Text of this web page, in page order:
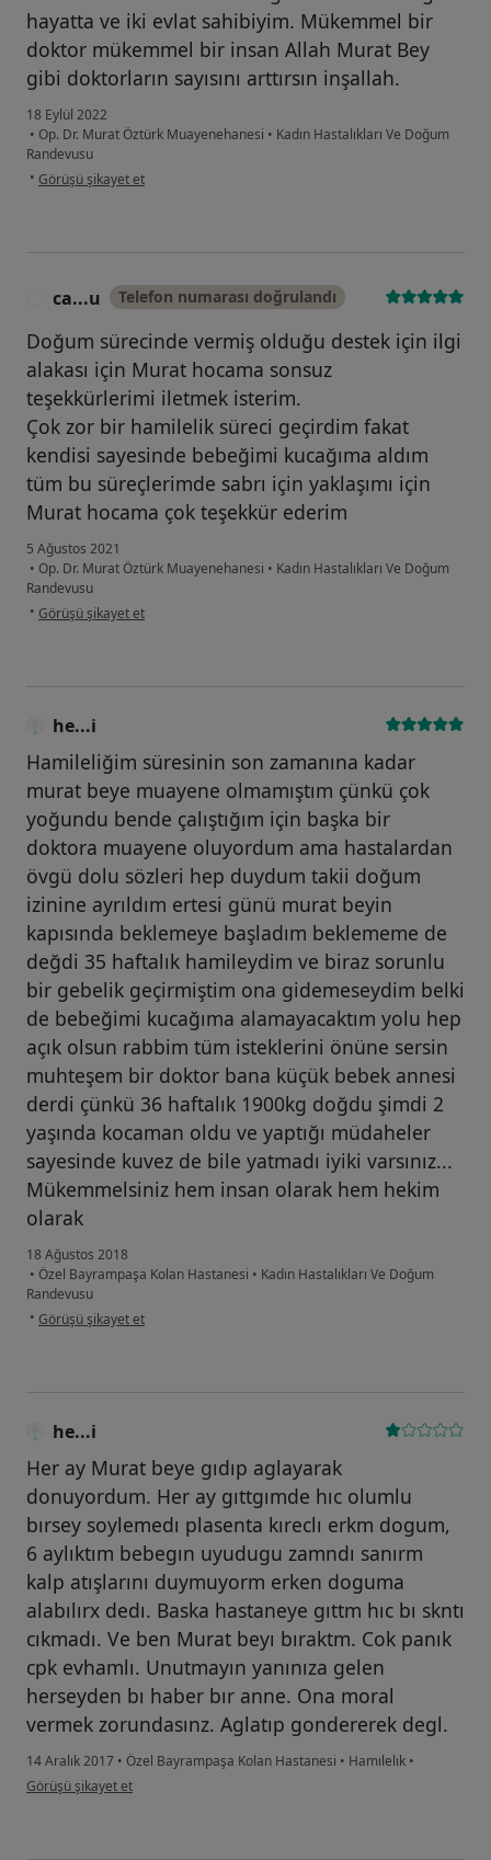
hayatta ve iki evlat sahibiyim. Mükemmel bir
doktor mükemmel bir insan Allah Murat Bey
gibi doktorların sayısını arttırsın inşallah.
18 Eylül 2022
• Op. Dr. Murat Öztürk Muayenehanesi • Kadın Hastalıkları Ve Doğum
Randevusu
• kullanıcının görüşüne göre ye...n
Görüşü şikayet et
ca...u Telefon numarası doğrulandı
Doğum sürecinde vermiş olduğu destek için ilgi
alakası için Murat hocama sonsuz
teşekkürlerimi iletmek isterim.
Çok zor bir hamilelik süreci geçirdim fakat
kendisi sayesinde bebeğimi kucağıma aldım
tüm bu süreçlerimde sabrı için yaklaşımı için
Murat hocama çok teşekkür ederim
5 Ağustos 2021
• Op. Dr. Murat Öztürk Muayenehanesi • Kadın Hastalıkları Ve Doğum
Randevusu
• kullanıcının görüşüne göre ca...u
Görüşü şikayet et
he...i
Hamileliğim süresinin son zamanına kadar
murat beye muayene olmamıştım çünkü çok
yoğundu bende çalıştığım için başka bir
doktora muayene oluyordum ama hastalardan
övgü dolu sözleri hep duydum takii doğum
izinine ayrıldım ertesi günü murat beyin
kapısında beklemeye başladım beklememe de
değdi 35 haftalık hamileydim ve biraz sorunlu
bir gebelik geçirmiştim ona gidemeseydim belki
de bebeğimi kucağıma alamayacaktım yolu hep
açık olsun rabbim tüm isteklerini önüne sersin
muhteşem bir doktor bana küçük bebek annesi
derdi çünkü 36 haftalık 1900kg doğdu şimdi 2
yaşında kocaman oldu ve yaptığı müdaheler
sayesinde kuvez de bile yatmadı iyiki varsınız...
Mükemmelsiniz hem insan olarak hem hekim
olarak
18 Ağustos 2018
• Özel Bayrampaşa Kolan Hastanesi • Kadın Hastalıkları Ve Doğum
Randevusu
• kullanıcının görüşüne göre he...i
Görüşü şikayet et
he...i
Her ay Murat beye gıdıp aglayarak
donuyordum. Her ay gıttgımde hıc olumlu
bırsey soylemedı plasenta kıreclı erkm dogum,
6 aylıktım bebegın uyudugu zamndı sanırm
kalp atışlarını duymuyorm erken doguma
alabılırx dedı. Baska hastaneye gıttm hıc bı skntı
cıkmadı. Ve ben Murat beyı bıraktm. Cok panık
cpk evhamlı. Unutmayın yanınıza gelen
herseyden bı haber bır anne. Ona moral
vermek zorundasınz. Aglatıp gondererek degl.
14 Aralık 2017 • Özel Bayrampaşa Kolan Hastanesi • Hamılelık •
kullanıcının görüşüne göre he...i
Görüşü şikayet et